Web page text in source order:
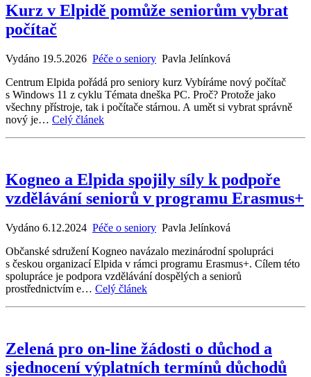
Kurz v Elpidě pomůže seniorům vybrat
počítač
Vydáno 19.5.2026 Péče o seniory Pavla Jelínková
Centrum Elpida pořádá pro seniory kurz Vybíráme nový počítač
s Windows 11 z cyklu Témata dneška PC. Proč? Protože jako
všechny přístroje, tak i počítače stárnou. A umět si vybrat správně
nový je… Celý článek
Kogneo a Elpida spojily síly k podpoře
vzdělávání seniorů v programu Erasmus+
Vydáno 6.12.2024 Péče o seniory Pavla Jelínková
Občanské sdružení Kogneo navázalo mezinárodní spolupráci
s českou organizací Elpida v rámci programu Erasmus+. Cílem této
spolupráce je podpora vzdělávání dospělých a seniorů
prostřednictvím e… Celý článek
Zelená pro on-line žádosti o důchod a
sjednocení výplatních termínů důchodů